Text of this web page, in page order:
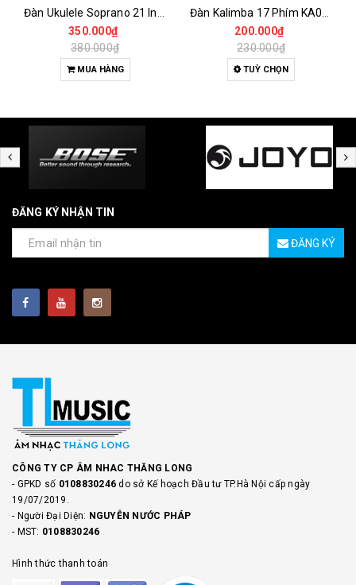
350.000₫
380.000₫
MUA HÀNG
200.000₫
230.000₫
TUỲ CHỌN
ĐĂNG KÝ NHẬN TIN
ĐĂNG KÝ
CÔNG TY CP ÂM NHAC THĂNG LONG
- GPKD số 0108830246do sở Kế hoạch Đầu tư TP.Hà Nội cấp ngày
19/07/2019.
- Người Đại Diện: NGUYỄN NƯỚC PHÁP
- MST: 0108830246
Hình thức thanh toán